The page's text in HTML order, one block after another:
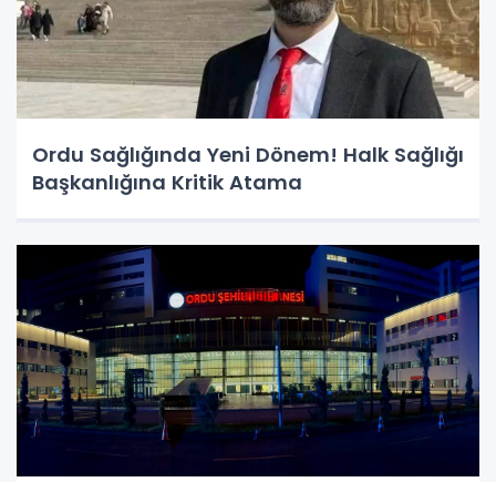
Ordu Sağlığında Yeni Dönem! Halk Sağlığı
Başkanlığına Kritik Atama